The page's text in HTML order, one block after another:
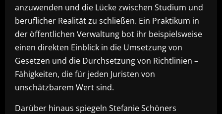
anzuwenden und die Lücke zwischen Studium und
beruflicher Realität zu schließen. Ein Praktikum in
der öffentlichen Verwaltung bot ihr beispielsweise
einen direkten Einblick in die Umsetzung von
Gesetzen und die Durchsetzung von Richtlinien –
Fähigkeiten, die für jeden Juristen von
unschätzbarem Wert sind.
Darüber hinaus spiegeln Stefanie Schöners